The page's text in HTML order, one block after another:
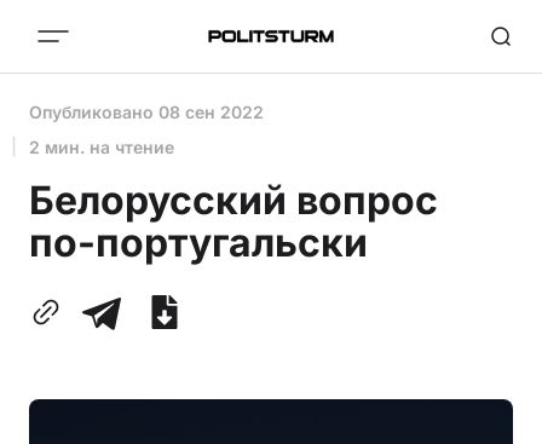
Опубликовано 08 сен 2022
2 мин. на чтение
Белорусский вопрос
по-португальски